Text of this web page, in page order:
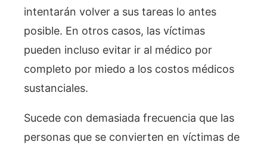
intentarán volver a sus tareas lo antes
posible. En otros casos, las víctimas
pueden incluso evitar ir al médico por
completo por miedo a los costos médicos
sustanciales.
Sucede con demasiada frecuencia que las
personas que se convierten en víctimas de